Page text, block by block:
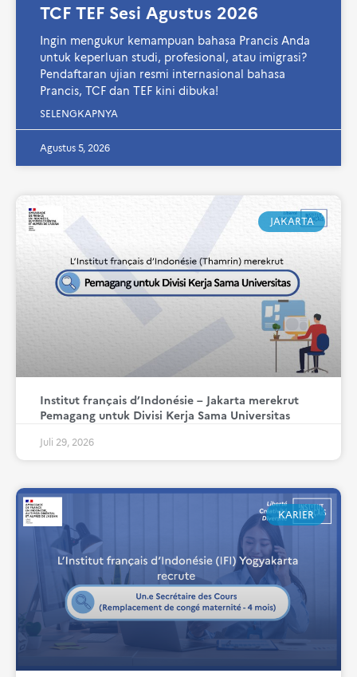
TCF TEF Sesi Agustus 2026
Ingin mengukur kemampuan bahasa Prancis Anda
untuk keperluan studi, profesional, atau imigrasi?
Pendaftaran ujian resmi internasional bahasa
Prancis, TCF dan TEF kini dibuka!
SELENGKAPNYA
Agustus 5, 2026
JAKARTA
Institut français d’Indonésie – Jakarta merekrut
Pemagang untuk Divisi Kerja Sama Universitas
Juli 29, 2026
KARIER